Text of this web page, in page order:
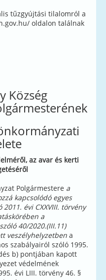
tűzgyújtási tilalomról a
oldalon találnak
Község
az avar és kerti
Polgármestere a
kapcsolódó egyes
évi CXXVIII. törvény
a
40/2020.(III.11)
veszélyhelyzetben a
szabályairól szóló 1995.
b) pontjában kapott
védelmének
évi LIII. törvény 46. §